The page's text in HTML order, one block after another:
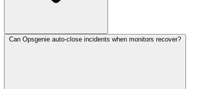
Can Opsgenie auto-close incidents when monitors recover?